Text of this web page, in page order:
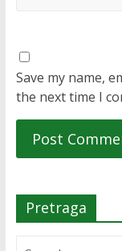
Save my name,
the next time I
Pretraga